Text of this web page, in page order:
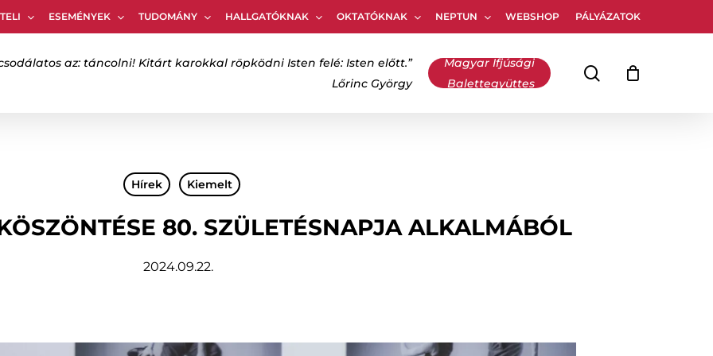
ESEMÉNYEK TUDOMÁNY HALLGATÓKNAK OKTATÓKNAK NEPTUN WEBSHOP PÁLYÁZATOK
az: táncolni! Kitárt karokkal röpködni Isten felé: Isten előtt.”
Lőrinc György
Magyar Ifjúsági
Balettegyüttes
keresés
Kosár Kosár
Hírek Kiemelt
80. SZÜLETÉSNAPJA ALKALMÁBÓL
2024.09.22.